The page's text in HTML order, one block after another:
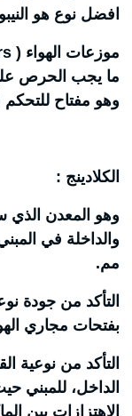
افضل نوع هو
موزعات الهواء ( Grill Diffusers ):
ما يجب الحرص
وهو مفتاح للتحكم
الكلادينج :
وهو المعدن الذي
مم.
التأكد من جودة
بفتحات مجاري
التأكد من نوعية
الداخل، للمبني
الاهتزازات بين